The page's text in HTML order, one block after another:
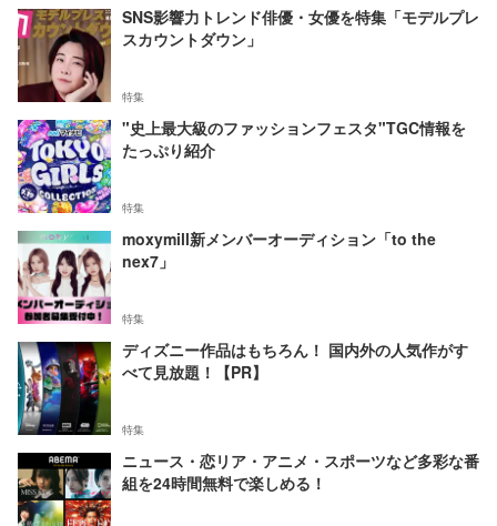
SNS影響力トレンド俳優・女優を特集「モデルプレ
スカウントダウン」
特集
"史上最大級のファッションフェスタ"TGC情報を
たっぷり紹介
特集
moxymill新メンバーオーディション「to the
nex7」
特集
ディズニー作品はもちろん！ 国内外の人気作がす
べて見放題！【PR】
特集
ニュース・恋リア・アニメ・スポーツなど多彩な番
組を24時間無料で楽しめる！